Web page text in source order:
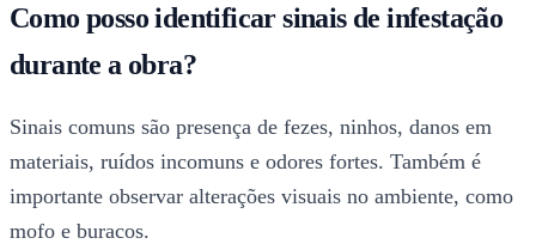
Como posso identificar sinais de infestação
durante a obra?
Sinais comuns são presença de fezes, ninhos, danos em
materiais, ruídos incomuns e odores fortes. Também é
importante observar alterações visuais no ambiente, como
mofo e buracos.